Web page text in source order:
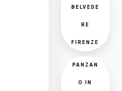
BELVEDE
RE
FIRENZE
PANZAN
O IN